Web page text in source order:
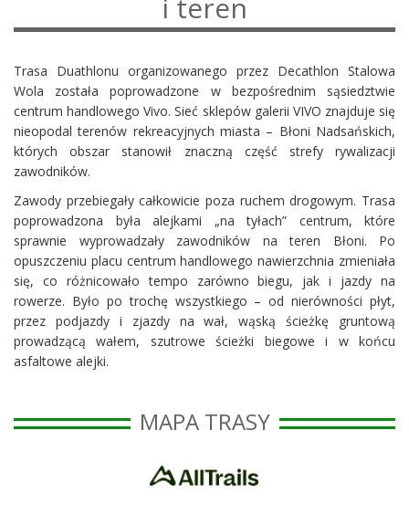
i teren
Trasa Duathlonu organizowanego przez Decathlon Stalowa
Wola została poprowadzone w bezpośrednim sąsiedztwie
centrum handlowego Vivo. Sieć sklepów galerii VIVO znajduje się
nieopodal terenów rekreacyjnych miasta – Błoni Nadsańskich,
których obszar stanowił znaczną część strefy rywalizacji
zawodników.
Zawody przebiegały całkowicie poza ruchem drogowym. Trasa
poprowadzona była alejkami „na tyłach” centrum, które
sprawnie wyprowadzały zawodników na teren Błoni. Po
opuszczeniu placu centrum handlowego nawierzchnia zmieniała
się, co różnicowało tempo zarówno biegu, jak i jazdy na
rowerze. Było po trochę wszystkiego – od nierówności płyt,
przez podjazdy i zjazdy na wał, wąską ścieżkę gruntową
prowadzącą wałem, szutrowe ścieżki biegowe i w końcu
asfaltowe alejki.
MAPA TRASY